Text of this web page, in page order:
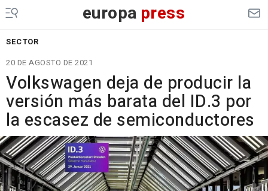
europa press
SECTOR
20 DE AGOSTO DE 2021
Volkswagen deja de producir la
versión más barata del ID.3 por
la escasez de semiconductores